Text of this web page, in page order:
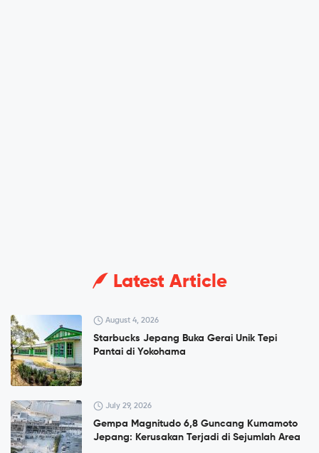
Latest Article
August 4, 2026
Starbucks Jepang Buka Gerai Unik Tepi
Pantai di Yokohama
July 29, 2026
Gempa Magnitudo 6,8 Guncang Kumamoto
Jepang: Kerusakan Terjadi di Sejumlah Area